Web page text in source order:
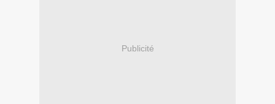
Publicité